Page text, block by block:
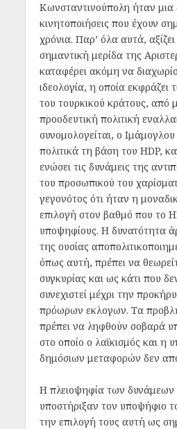
Κωνσταντινούπολη ήταν μια
κινητοποιήσεις που έχουν
χρόνια. Παρ’ όλα αυτά,
σημαντική μερίδα της
καταφέρει ακόμη να
ιδεολογία, η οποία εκφράζει
του τουρκικού κράτους, από
προοδευτική πολιτική
συνομολογείται, ο Ιμάμογλου
πολιτικά τη βάση του HDP,
ενώσει τις δυνάμεις της
του προσωπικού του
γεγονότος ότι ήταν η
επιλογή στον βαθμό που το
υποψηφίους. Η δυνατότητα
της ουσίας
όπως αυτή, πρέπει να
συγκυρίας και ως κάτι που
συνεχιστεί μέχρι την
πρόωρων εκλογων. Τα
πρέπει να ληφθούν σοβαρά
στο οποίο ο λαϊκισμός και η
δημόσιων μεταφορών δεν
Η πλειοψηφία των δυνάμεων
υποστήριξαν τον υποψήφιο
την επιλογή τους αυτή ως